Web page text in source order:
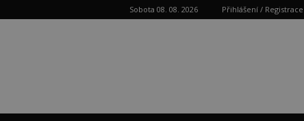
Sobota 08. 08. 2026 Přihlášení / Registrace